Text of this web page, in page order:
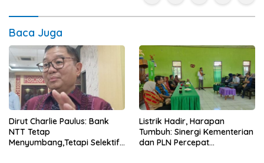
Baca Juga
Dirut Charlie Paulus: Bank
NTT Tetap
Menyumbang,Tetapi Selektif
Listrik Hadir, Harapan
Tumbuh: Sinergi Kementerian
dan PLN Percepat